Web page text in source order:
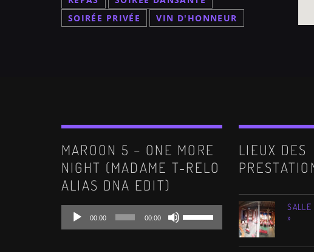
SOIRÉE PRIVÉE
VIN D'HONNEUR
MAROON 5 – ONE MORE
NIGHT (MADAME T-RELO
ALIAS DNA EDIT)
Lecteur
audio
00:00 00:00
Utilisez
les
LIEUX DES
SALLE
»